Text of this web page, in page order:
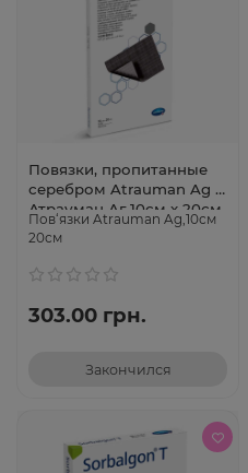
Повязки, пропитанные
серебром Atrauman Ag /
Атрауман Аг 10см х 20см,
1шт
Пов‘язки Atrauman Ag,10см
20см
303.00 грн.
Закончился